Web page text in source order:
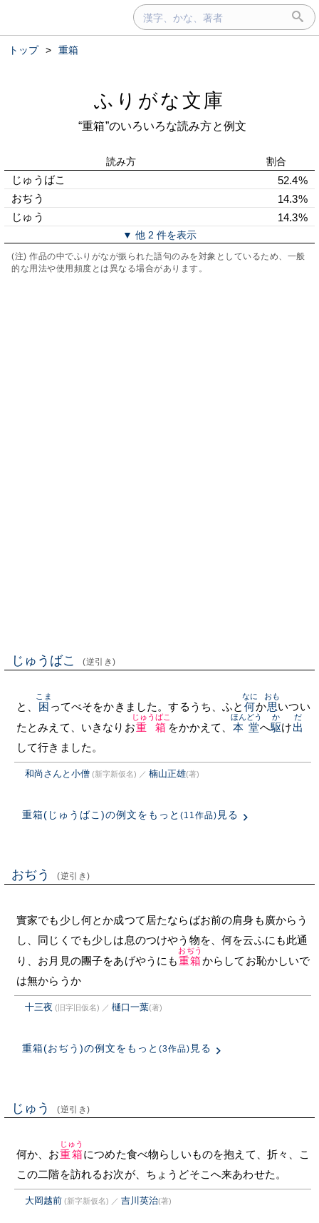
トップ > 重箱
ふりがな文庫
“重箱”のいろいろな読み方と例文
読み方 割合
じゅうばこ
52.4%
おぢう
14.3%
じゅう
14.3%
▼ 他 2 件を表示
(注) 作品の中でふりがなが振られた語句のみを対象としているため、一般
的な用法や使用頻度とは異なる場合があります。
じゅうばこ (逆引き)
と、 困
こま
ってべそをかきました。するうち、ふと 何
なに
か思
おも
いつい
たとみえて、いきなりお重箱
じゅうばこ
をかかえて、 本堂
ほんどう
へ駆
か
け出
だ
して行きました。
和尚さんと小僧 (新字新仮名) ／ 楠山正雄(著)
重箱(じゅうばこ)の例文をもっと (11作品) 見る
おぢう (逆引き)
實家でも少し何とか成つて居たならばお前の肩身も廣からう
し、同じくでも少しは息のつけやう物を、何を云ふにも此通
り、お月見の團子をあげやうにも重箱
おぢう
からしてお恥かしいで
は無からうか
十三夜 (旧字旧仮名) ／ 樋口一葉(著)
重箱(おぢう)の例文をもっと (3作品) 見る
じゅう (逆引き)
何か、お重箱
じゅう
につめた食べ物らしいものを抱えて、折々、こ
この二階を訪れるお次が、ちょうどそこへ来あわせた。
大岡越前 (新字新仮名) ／ 吉川英治(著)